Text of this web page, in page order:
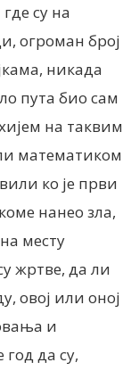
су на
огроман број
никада
пута био сам
на таквим
математиком
ко је први
нанео зла,
месту
жртве, да ли
овој или оној
и
да су,